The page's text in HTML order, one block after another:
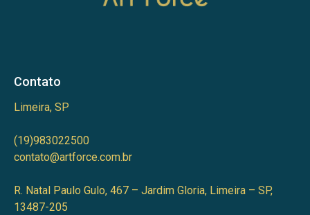
Contato
Limeira, SP
(19)983022500
contato@artforce.com.br
R. Natal Paulo Gulo, 467 – Jardim Gloria, Limeira – SP,
13487-205